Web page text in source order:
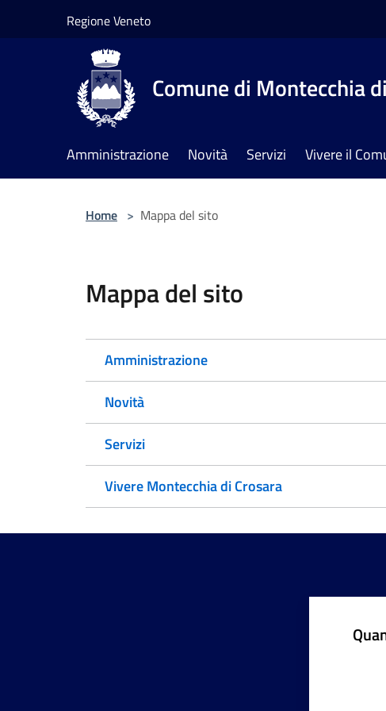
Regione Veneto
Comune di Montecchia
Amministrazione Novità Servizi Vivere il
Home > Mappa del sito
Mappa del sito
Amministrazione
Novità
Servizi
Vivere Montecchia di Crosara